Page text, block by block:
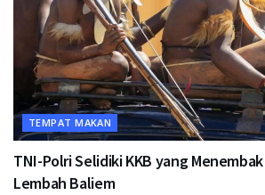
TEMPAT MAKAN
TNI-Polri Selidiki KKB yang
Lembah Baliem